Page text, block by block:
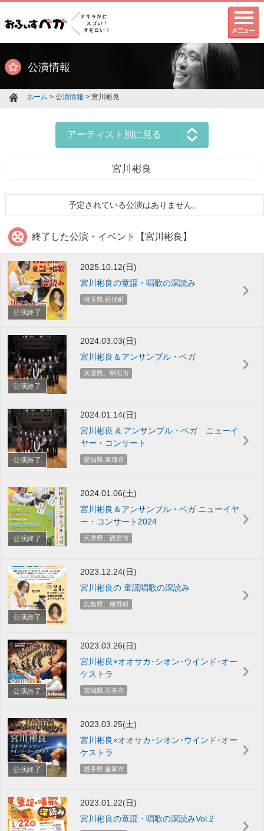
公演情報
ホーム > 公演情報 > 宮川彬良
アーティスト別に見る
宮川彬良
予定されている公演はありません。
終了した公演・イベント【宮川彬良】
公演終了
2025.10.12(日)
宮川彬良の童謡・唱歌の深読み
埼玉県,松伏町
公演終了
2024.03.03(日)
宮川彬良＆アンサンブル・ベガ
兵庫県、明石市
公演終了
2024.01.14(日)
宮川彬良 & アンサンブル・ベガ ニューイ
ヤー・コンサート
愛知県,東海市
公演終了
2024.01.06(土)
宮川彬良＆アンサンブル・ベガ ニューイヤ
ー・コンサート2024
兵庫県、西宮市
公演終了
2023.12.24(日)
宮川彬良の 童謡唱歌の深読み
広島県、熊野町
公演終了
2023.03.26(日)
宮川彬良×オオサカ･シオン･ウインド･オー
ケストラ
宮城県,石巻市
公演終了
2023.03.25(土)
宮川彬良×オオサカ･シオン･ウインド･オー
ケストラ
岩手県,盛岡市
2023.01.22(日)
宮川彬良の童謡・唱歌の深読みVol.2